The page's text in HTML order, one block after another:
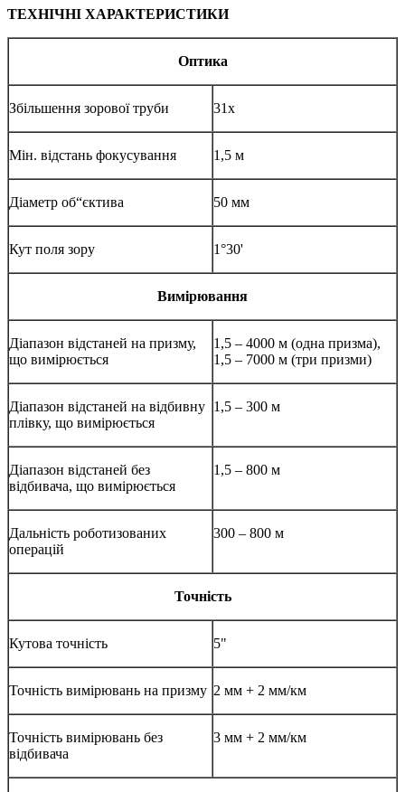
ТЕХНІЧНІ ХАРАКТЕРИСТИКИ
Оптика
Збільшення зорової труби 31х
Мін. відстань фокусування 1,5 м
Діаметр об“єктива 50 мм
Кут поля зору 1°30'
Вимірювання
Діапазон відстаней на призму,
що вимірюється
1,5 – 4000 м (одна призма),
1,5 – 7000 м (три призми)
Діапазон відстаней на відбивну
плівку, що вимірюється
1,5 – 300 м
Діапазон відстаней без
відбивача, що вимірюється
1,5 – 800 м
Дальність роботизованих
операцій
300 – 800 м
Точність
Кутова точність 5"
Точність вимірювань на призму 2 мм + 2 мм/км
Точність вимірювань без
відбивача
3 мм + 2 мм/км